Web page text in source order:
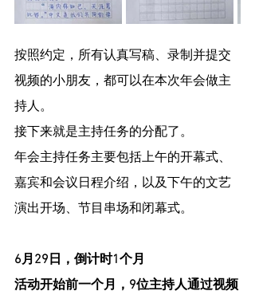
按照约定，所有认真写稿、录制并提交
视频的小朋友，都可以在本次年会做主
持人。
接下来就是主持任务的分配了。
年会主持任务主要包括上午的开幕式、
嘉宾和会议日程介绍，以及下午的文艺
演出开场、节目串场和闭幕式。
6月29日，倒计时1个月
活动开始前一个月，9位主持人通过视频